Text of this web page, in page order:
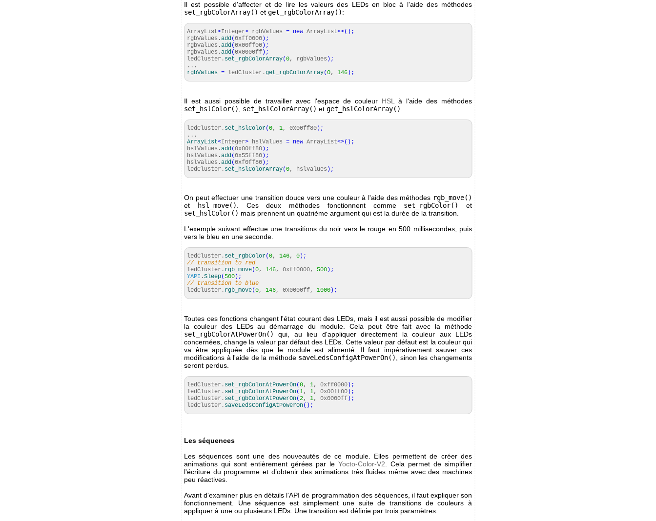
Il est possible d'affecter et de lire les valeurs des LEDs en bloc à l'aide des méthodes
set_rgbColorArray() et get_rgbColorArray():
ArrayList<Integer> rgbValues = new ArrayList<>( ) ;
rgbValues.add(0xff0000 ) ;
rgbValues.add(0x00ff00 ) ;
rgbValues.add(0x0000ff ) ;
ledCluster. set_rgbColorArray(0, rgbValues ) ;
...
rgbValues = ledCluster.get_rgbColorArray(0, 146 ) ;
Il est aussi possible de travailler avec l'espace de couleur HSL
à l'aide des méthodes
set_hslColor()
set_hslColorArray() et get_hslColorArray()
ledCluster. set_hslColor(0, 1, 0x00ff80 ) ;
...
ArrayList<Integer> hslValues = new ArrayList<>( ) ;
hslValues.add(0x00ff80 ) ;
hslValues.add(0x55ff80 ) ;
hslValues.add(0xf0ff80 ) ;
ledCluster. set_hslColorArray(0, hslValues ) ;
On peut effectuer une transition douce vers une couleur à l'aide des méthodes rgb_move()
et
hsl_move() . Ces deux méthodes fonctionnent comme set_rgbColor()
et
set_hslColor() mais prennent un quatrième argument qui est la durée de la transition.
L'exemple suivant effectue une transitions du noir vers le rouge en 500 millisecondes, puis
vers le bleu en une seconde.
ledCluster. set_rgbColor(0, 146, 0 ) ;
// transition to red
ledCluster. rgb_move(0, 146, 0xff0000, 500 ) ;
YAPI .Sleep( 500 ) ;
// transition to blue
ledCluster. rgb_move(0, 146, 0x0000ff, 1000 ) ;
Toutes ces fonctions changent l'état courant des LEDs, mais il est aussi possible de modifier
la couleur des LEDs au démarrage du module. Cela peut être fait avec la méthode
set_rgbColorAtPowerOn()
qui, au lieu d'appliquer directement la couleur aux LEDs
concernées, change la valeur par défaut des LEDs. Cette valeur par défaut est la couleur qui
va être appliquée dès que le module est alimenté. Il faut impérativement sauver ces
modifications à l'aide de la méthode saveLedsConfigAtPowerOn()
, sinon les changements
seront perdus.
ledCluster. set_rgbColorAtPowerOn(0, 1, 0xff0000 ) ;
ledCluster. set_rgbColorAtPowerOn(1, 1, 0x00ff00 ) ;
ledCluster. set_rgbColorAtPowerOn(2, 1, 0x0000ff ) ;
ledCluster. saveLedsConfigAtPowerOn( ) ;
Les séquences
Les séquences sont une des nouveautés de ce module. Elles permettent de créer des
animations qui sont entièrement gérées par le Yocto-Color-V2 . Cela permet de simplifier
l'écriture du programme et d’obtenir des animations très fluides même avec des machines
peu réactives.
Avant d'examiner plus en détails l'API de programmation des séquences, il faut expliquer son
fonctionnement. Une séquence est simplement une suite de transitions de couleurs à
appliquer à une ou plusieurs LEDs. Une transition est définie par trois paramètres: